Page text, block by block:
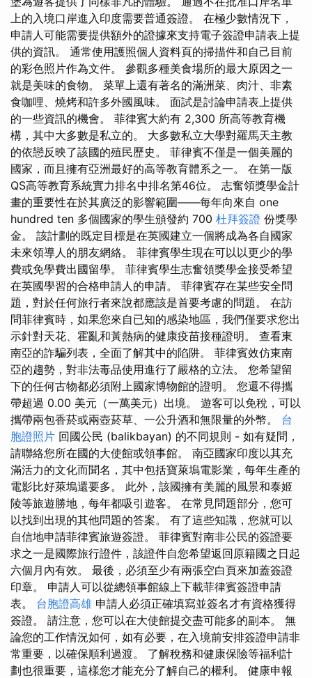
上的入境口岸進入印度需要普通簽證。 在極少數情況下，
申請人可能需要提供額外的證據來支持電子簽證申請表上提
供的資訊。 通常使用護照個人資料頁的掃描件和自己目前
的彩色照片作為文件。 參觀多種美食場所的最大原因之一
就是美味的食物。 菜單上還有著名的滿洲菜、肉汁、非素
食咖哩、燒烤和許多外國風味。 面試是討論申請表上提供
的一些資訊的機會。 菲律賓大約有 2,300 所高等教育機
構，其中大多數是私立的。 大多數私立大學對羅馬天主教
的依戀反映了該國的殖民歷史。 菲律賓不僅是一個美麗的
國家，而且擁有亞洲最好的高等教育體系之一。 在第一版
QS高等教育系統實力排名中排名第46位。 志奮領獎學金計
畫的重要性在於其廣泛的影響範圍——每年向來自 one
hundred ten 多個國家的學生頒發約 700 杜拜簽證 份獎學
金。 該計劃的既定目標是在英國建立一個將成為各自國家
未來領導人的朋友網絡。 菲律賓學生現在可以以更少的學
費或免學費出國留學。 菲律賓學生志奮領獎學金接受希望
在英國學習的合格申請人的申請。 菲律賓存在某些安全問
題，對於任何旅行者來說都應該是首要考慮的問題。 在訪
問菲律賓時，如果您來自已知的感染地區，我們僅要求您出
示針對天花、霍亂和黃熱病的健康疫苗接種證明。 查看東
南亞的詐騙列表，全面了解其中的陷阱。 菲律賓效仿東南
亞的趨勢，對非法毒品使用進行了嚴格的立法。 您希望留
下的任何古物都必須附上國家博物館的證明。 您還不得攜
帶超過 0.00 美元（一萬美元）出境。 遊客可以免稅，可以
攜帶兩包香菸或兩壺菸草、一公升酒和無限量的外幣。 台
胞證照片 回國公民 (balikbayan) 的不同規則 - 如有疑問，
請聯絡您所在國的大使館或領事館。 南亞國家印度以其充
滿活力的文化而聞名，其中包括寶萊塢電影業，每年生產的
電影比好萊塢還要多。 此外，該國擁有美麗的風景和泰姬
陵等旅遊勝地，每年都吸引遊客。 在常見問題部分，您可
以找到出現的其他問題的答案。 有了這些知識，您就可以
自信地申請菲律賓旅遊簽證。 菲律賓對南非公民的簽證要
求之一是國際旅行證件，該證件自您希望返回原籍國之日起
六個月內有效。 最後，必須至少有兩張空白頁來加蓋簽證
印章。 申請人可以從總領事館線上下載菲律賓簽證申請
表。 台胞證高雄 申請人必須正確填寫並簽名才有資格獲得
簽證。 請注意，您可以在大使館提交盡可能多的副本。 無
論您的工作情況如何，如有必要，在入境前安排簽證申請非
常重要，以確保順利過渡。 了解稅​​務和健康保險等福利計
劃也很重要，這樣您才能充分了解自己的權利。 健康申報